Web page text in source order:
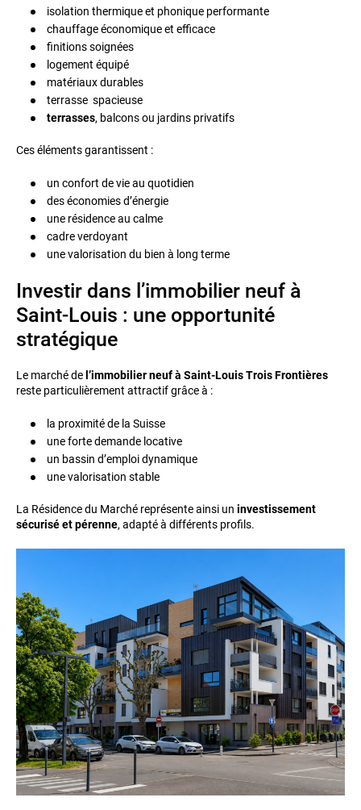
isolation thermique et phonique performante
chauffage économique et efficace
finitions soignées
logement équipé
matériaux durables
terrasse spacieuse
terrasses, balcons ou jardins privatifs
Ces éléments garantissent :
un confort de vie au quotidien
des économies d’énergie
une résidence au calme
cadre verdoyant
une valorisation du bien à long terme
Investir dans l’immobilier neuf à
Saint-Louis : une opportunité
stratégique
Le marché de l’immobilier neuf à Saint-Louis Trois Frontières
reste particulièrement attractif grâce à :
la proximité de la Suisse
une forte demande locative
un bassin d’emploi dynamique
une valorisation stable
La Résidence du Marché représente ainsi un investissement
sécurisé et pérenne, adapté à différents profils.